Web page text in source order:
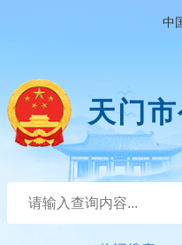
中
天门